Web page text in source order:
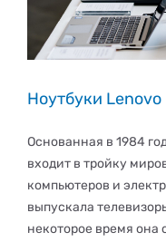
Ноутбуки Lenovo
Основанная в 1984
входит в тройку
компьютеров и
выпускала
некоторое время она